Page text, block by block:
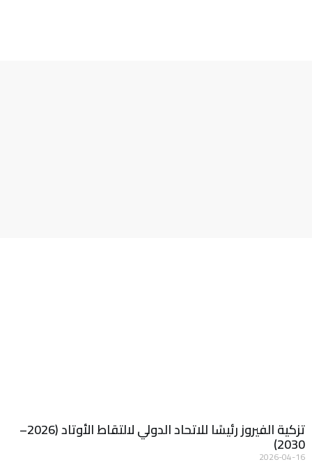
تزكية الفيروز رئيسًا للاتحاد الدولي لالتقاط الأوتاد (2026–
2030)
2026-04-16